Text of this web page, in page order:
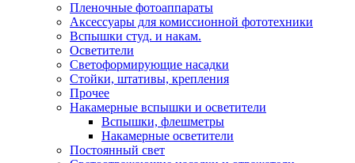
Пленочные фотоаппараты
Аксессуары для комиссионной фототехники
Вспышки студ. и накам.
Осветители
Светоформирующие насадки
Стойки, штативы, крепления
Прочее
Накамерные вспышки и осветители
Вспышки, флешметры
Накамерные осветители
Постоянный свет